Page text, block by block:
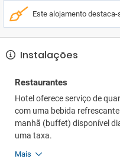
Este alojamento destaca-
Instalações
Restaurantes
Hotel oferece serviço de
com uma bebida
manhã (buffet) disponível
uma taxa.
Mais